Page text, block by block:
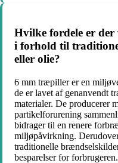
Hvilke fordele er
i forhold til
eller olie?
6 mm træpiller er en
de er lavet af genanvendt
materialer. De producerer
partikelforurening
bidrager til en renere
miljøpåvirkning.
traditionelle
besparelser for forbrugeren.